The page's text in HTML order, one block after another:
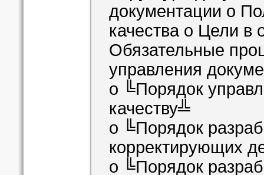
документации o
качества o Цели в
Обязательные
управления
o ╚Порядок
качеству╩
o ╚Порядок
корректирующих
o ╚Порядок